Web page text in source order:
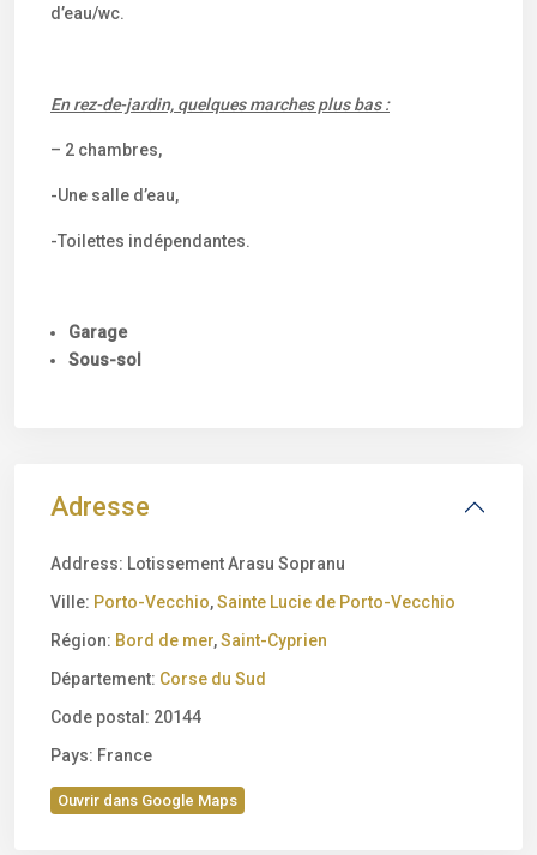
d’eau/wc.
En rez-de-jardin, quelques marches plus bas :
– 2 chambres,
-Une salle d’eau,
-Toilettes indépendantes.
Garage
Sous-sol
Adresse
Address: Lotissement Arasu Sopranu
Ville: Porto-Vecchio,Sainte Lucie de Porto-Vecchio
Région: Bord de mer,Saint-Cyprien
Département: Corse du Sud
Code postal: 20144
Pays: France
Ouvrir dans Google Maps